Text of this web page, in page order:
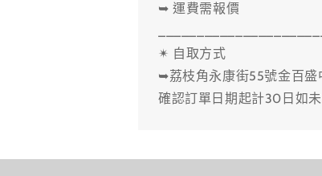
➥ 運費需報價
✴ 自取方式
➥荔枝角永康街55號金百盛
確認訂單日期起計30日如